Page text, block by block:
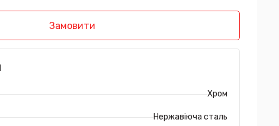
Замовити
Хром
Нержавіюча сталь